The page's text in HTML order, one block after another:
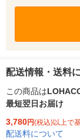
配送情報・送料
この商品は
最短翌日お届け
3,780円(税込)以上で
配送料について